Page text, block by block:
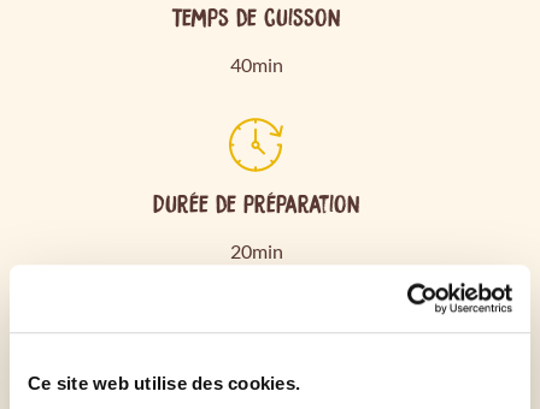
Ce site web utilise des cookies.
Temps de cuisson
40min
Durée de préparation
20min